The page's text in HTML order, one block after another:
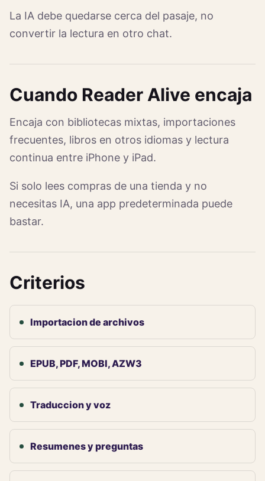
La IA debe quedarse cerca del pasaje, no
convertir la lectura en otro chat.
Cuando Reader Alive encaja
Encaja con bibliotecas mixtas, importaciones
frecuentes, libros en otros idiomas y lectura
continua entre iPhone y iPad.
Si solo lees compras de una tienda y no
necesitas IA, una app predeterminada puede
bastar.
Criterios
Importacion de archivos
EPUB, PDF, MOBI, AZW3
Traduccion y voz
Resumenes y preguntas